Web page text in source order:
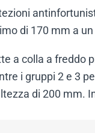
di 170 mm a
a colla a freddo
i gruppi 2 e 3
di 200